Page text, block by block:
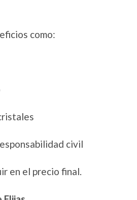
como:
civil
en el precio final.